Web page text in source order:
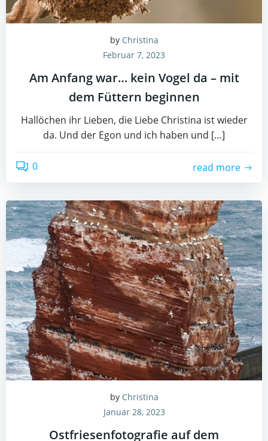
by Christina
Februar 7, 2023
Am Anfang war… kein Vogel da – mit
dem Füttern beginnen
Hallöchen ihr Lieben, die Liebe Christina ist wieder
da. Und der Egon und ich haben und […]
0 read more
by Christina
Januar 28, 2023
Ostfriesenfotografie auf dem